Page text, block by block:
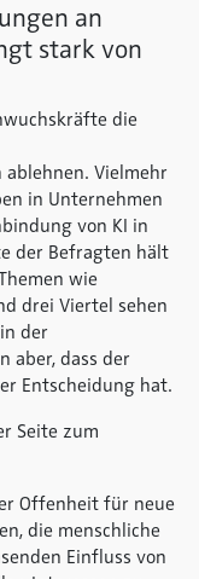
an
stark von
die
Vielmehr
in Unternehmen
von KI in
der Befragten hält
wie
drei Viertel sehen
der
aber, dass der
Entscheidung hat.
Seite zum
Offenheit für neue
die menschliche
Einfluss von